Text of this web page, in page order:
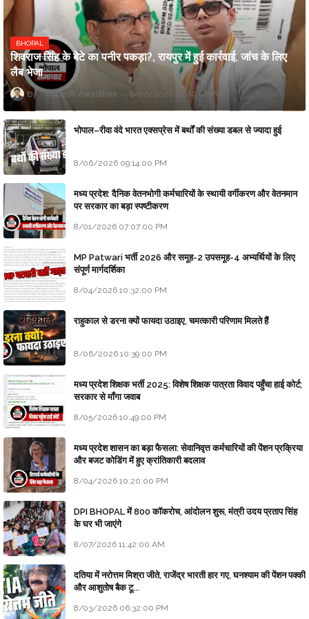
BHOPAL
शिवराज सिंह के बेटे का पनीर पकड़ा?, रायपुर में हुई कार्रवाई, जांच के लिए
लैब भेजा
Updesh Awasthee 8/06/2026 10:09:00 PM
भोपाल–रीवा वंदे भारत एक्सप्रेस में बर्थों की संख्या डबल से ज्यादा हुई
8/06/2026 09:14:00 PM
मध्य प्रदेश: दैनिक वेतनभोगी कर्मचारियों के स्थायी वर्गीकरण और वेतनमान
पर सरकार का बड़ा स्पष्टीकरण
8/01/2026 07:07:00 PM
MP Patwari भर्ती 2026 और समूह-2 उपसमूह-4 अभ्यर्थियों के लिए
संपूर्ण मार्गदर्शिका
8/04/2026 10:32:00 PM
राहुकाल से डरना क्यों फायदा उठाइए, चमत्कारी परिणाम मिलते हैं
8/06/2026 10:39:00 PM
मध्य प्रदेश शिक्षक भर्ती 2025: विशेष शिक्षक पात्रता विवाद पहुँचा हाई कोर्ट;
सरकार से माँगा जवाब
8/05/2026 10:49:00 PM
मध्य प्रदेश शासन का बड़ा फैसला: सेवानिवृत्त कर्मचारियों की पेंशन प्रक्रिया
और बजट कोडिंग में हुए क्रांतिकारी बदलाव
8/04/2026 10:20:00 PM
DPI BHOPAL में 800 कॉकरोच, आंदोलन शुरू, मंत्री उदय प्रताप सिंह
के घर भी जाएंगे
8/07/2026 11:42:00 AM
दतिया में नरोत्तम मिश्रा जीते, राजेंद्र भारती हार गए, घनश्याम की पेंशन पक्की
और आशुतोष बैक टू...
8/03/2026 06:32:00 PM